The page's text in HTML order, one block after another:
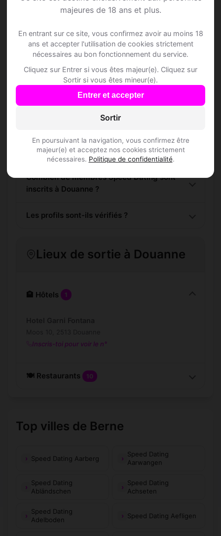
majeures de 18 ans et plus.
En entrant sur ce site, vous confirmez avoir au moins 18
ans et accepter l'utilisation de cookies strictement
nécessaires au bon fonctionnement du service.
Cliquez sur Entrer si vous êtes majeur(e). Cliquez sur
Sortir si vous êtes mineur(e).
Entrer et accepter
Sortir
En poursuivant la navigation, vous confirmez être
majeur(e) et acceptez nos cookies strictement
nécessaires. Politique de confidentialité.
S'inscrire gratuitement
Questions fréquentes
L'inscription est-elle gratuite ?
Combien de membres Speed Dating sont
inscrits à Douanne ?
Les profils sont-ils vérifiés ?
Lieux de sortie à Douanne
🏨 Hôtels 1
Inscris-toi pour voir le n°
🍽️ Restaurants 10
Top villes de Berne
Speed Dating Aarberg
Speed Dating
Aarwangen
Speed Dating
Abländschen
Speed Dating
Achseten
Speed Dating
Adelboden
Speed Dating Aefligen